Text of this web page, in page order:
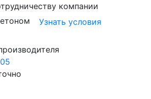
компании
Узнать условия